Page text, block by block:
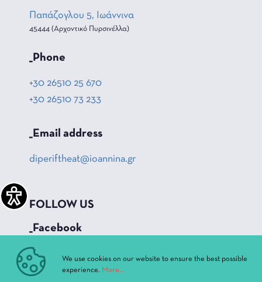
Παπάζογλου 5, Ιωάννινα
45444 (Αρχοντικό Πυρσινέλλα)
_Phone
+30 26510 25 670
+30 26510 73 233
_Email address
diperiftheat@ioannina.gr
FOLLOW US
_Facebook
_Instagram
_Youtube
We use cookies on our website to ensure the best possible
experience. More...